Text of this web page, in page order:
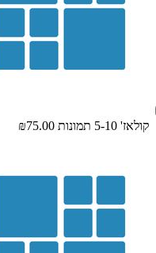
קולאז' 5-10 תמונות ₪75.00